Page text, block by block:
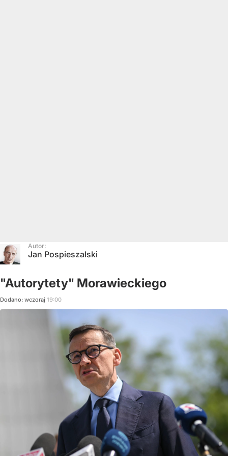
Autor:
Jan Pospieszalski
"Autorytety" Morawieckiego
Dodano: wczoraj 19:00